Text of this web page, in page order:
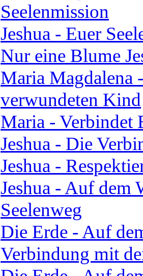
Seelenmission
Jeshua - Euer
Nur eine Blume
Maria Magdalena
verwundeten Kind
Maria - Verbindet
Jeshua - Die
Jeshua -
Jeshua - Auf dem
Seelenweg
Die Erde - Auf
Verbindung mit